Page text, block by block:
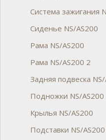
Система зажигания
Сиденье NS/AS200
Рама NS/AS200
Рама NS/AS200 2
Задняя подвеска
Подножки NS/AS200
Крылья NS/AS200
Подставки NS/AS200